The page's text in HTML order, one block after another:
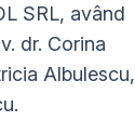
SRL, având
dr. Corina
Albulescu,